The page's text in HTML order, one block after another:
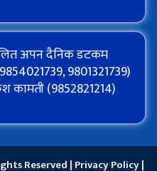
अपन दैनिक डटकम
9801321739)
कामती (9852821214)
Reserved | Privacy Policy|